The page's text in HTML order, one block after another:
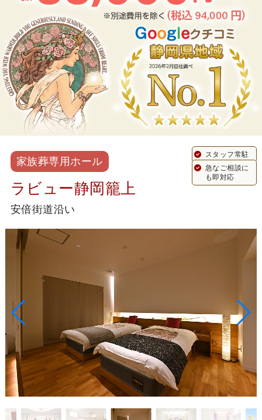
家族葬専用ホール
ラビュー静岡籠上
安倍街道沿い
スタッフ常駐
急なご相談に
も即対応